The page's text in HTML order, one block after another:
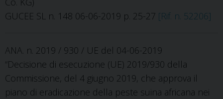
GUCEE SL n. 148 06-06-2019 p. 25-27 [Rif. n. 52206]
ANA. n. 2019 / 930 / UE del 04-06-2019
“Decisione di esecuzione (UE) 2019/930 della
Commissione, del 4 giugno 2019, che approva il
piano di eradicazione della peste suina africana nei